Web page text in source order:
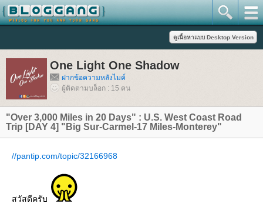
One Light One Shadow
ฝากข้อความหลังไมค์
ผู้ติดตามบล็อก : 15 คน
"Over 3,000 Miles in 20 Days" : U.S. West Coast Road
Trip [DAY 4] "Big Sur-Carmel-17 Miles-Monterey"
//pantip.com/topic/32166968
สวัสดีครับ